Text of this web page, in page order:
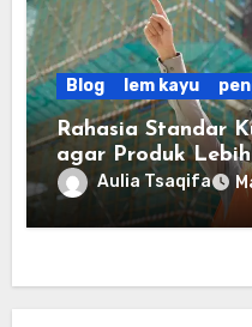
Blog lem kayu
Rahasia Standar
agar Produk
Aulia Tsaqifa